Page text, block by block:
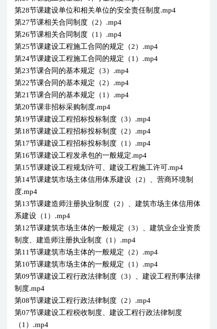
第28节课建设单位和相关单位的安全责任制度.mp4
第27节课相关合同制度（2）.mp4
第26节课相关合同制度（1）.mp4
第25节课建设工程施工合同的规定（2）.mp4
第24节课建设工程施工合同的规定（1）.mp4
第23节课合同的基本规定（3）.mp4
第22节课合同的基本规定（2）.mp4
第21节课合同的基本规定（1）.mp4
第20节课非招标采购制度.mp4
第19节课建设工程招标投标制度（3）.mp4
第18节课建设工程招标投标制度（2）.mp4
第17节课建设工程招标投标制度（1）.mp4
第16节课建设工程发承包的一般规定.mp4
第15节课建设工程规划许可、建设工程施工许可.mp4
第14节课建筑市场主体信用体系建设（2）、营商环境制
度.mp4
第13节课建造师注册执业制度（2）、建筑市场主体信用体
系建设（1）.mp4
第12节课建筑市场主体的一般规定（3）、建筑业企业资质
制度、建造师注册执业制度（1）.mp4
第11节课建筑市场主体的一般规定（2）.mp4
第10节课建筑市场主体的一般规定（1）.mp4
第09节课建设工程行政法律制度（3）、建设工程刑事法律
制度.mp4
第08节课建设工程行政法律制度（2）.mp4
第07节课建设工程税收制度、建设工程行政法律制度
（1）.mp4